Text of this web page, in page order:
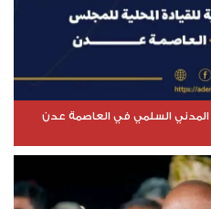
المدني السلمي في العاصمة عدن